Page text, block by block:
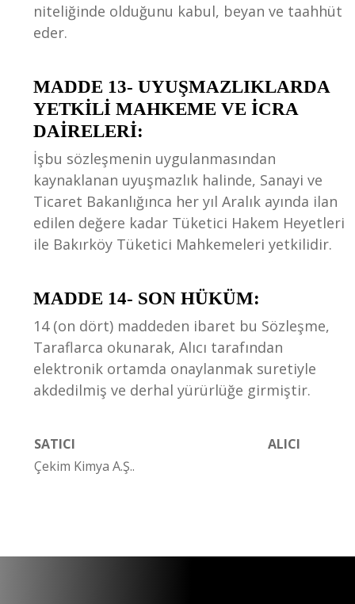
niteliğinde olduğunu kabul, beyan ve taahhüt
eder.
MADDE 13- UYUŞMAZLIKLARDA
YETKİLİ MAHKEME VE İCRA
DAİRELERİ:
İşbu sözleşmenin uygulanmasından
kaynaklanan uyuşmazlık halinde, Sanayi ve
Ticaret Bakanlığınca her yıl Aralık ayında ilan
edilen değere kadar Tüketici Hakem Heyetleri
ile Bakırköy Tüketici Mahkemeleri yetkilidir.
MADDE 14- SON HÜKÜM:
14 (on dört) maddeden ibaret bu Sözleşme,
Taraflarca okunarak, Alıcı tarafından
elektronik ortamda onaylanmak suretiyle
akdedilmiş ve derhal yürürlüğe girmiştir.
SATICI
ALICI
Çekim Kimya A.Ş..